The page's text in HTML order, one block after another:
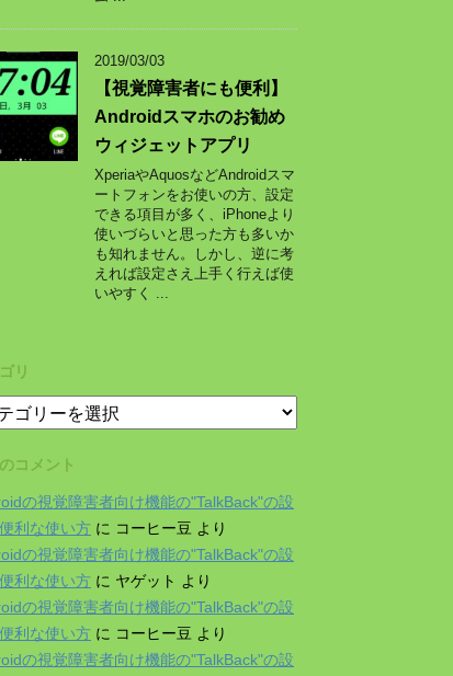
2019/03/03
【視覚障害者にも便利】
Androidスマホのお勧め
ウィジェットアプリ
XperiaやAquosなどAndroidスマ
ートフォンをお使いの方、設定
できる項目が多く、iPhoneより
使いづらいと思った方も多いか
も知れません。しかし、逆に考
えれば設定さえ上手く行えば使
いやすく ...
リ
コメント
の視覚障害者向け機能の"TalkBack"の設
利な使い方 に コーヒー豆 より
の視覚障害者向け機能の"TalkBack"の設
利な使い方 に ヤゲット より
の視覚障害者向け機能の"TalkBack"の設
利な使い方 に コーヒー豆 より
の視覚障害者向け機能の"TalkBack"の設